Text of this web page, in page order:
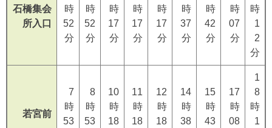
石橋集会
所入口
時
52
分
時
52
分
時
17
分
時
17
分
時
17
分
時
37
分
時
42
分
時
07
分
時
1
2
分
若宮前
7
時
53
8
時
53
10
時
18
11
時
18
12
時
18
14
時
38
15
時
43
17
時
08
1
8
時
1